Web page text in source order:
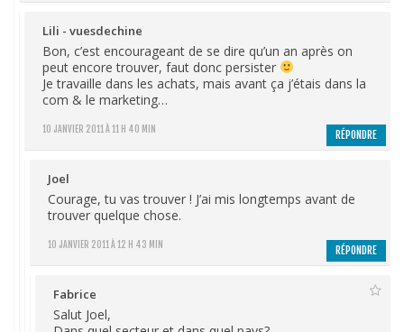
Lili - vuesdechine
10 JANVIER 2011 À 11 H 40 MIN
Bon, c’est encourageant de se dire qu’un an après on
peut encore trouver, faut donc persister
Je travaille dans les achats, mais avant ça j’étais dans la
com & le marketing…
RÉPONDRE
Joel
10 JANVIER 2011 À 12 H 43 MIN
Courage, tu vas trouver ! J’ai mis longtemps avant de
trouver quelque chose.
RÉPONDRE
Fabrice
Salut Joel,